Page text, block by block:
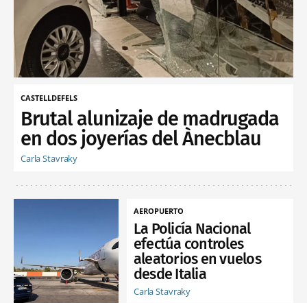
CASTELLDEFELS
Brutal alunizaje de madrugada
en dos joyerías del Ànecblau
Carla Stavraky
AEROPUERTO
La Policía Nacional
efectúa controles
aleatorios en vuelos
desde Italia
Carla Stavraky